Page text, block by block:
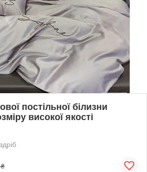
постільної білизни
високої якості
₴